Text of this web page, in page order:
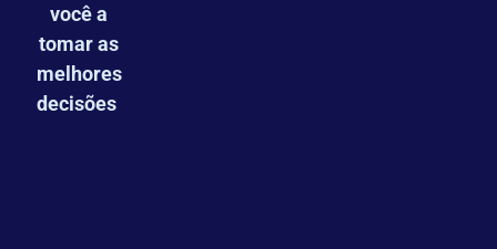
você a
tomar as
melhores
decisões